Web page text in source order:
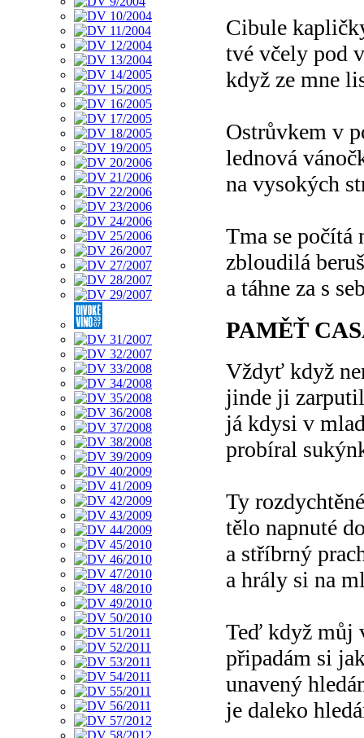
Cibule
tvé včely pod
když ze mne
Ostrůvkem v
lednová
na vysokých
Tma se počítá
zbloudilá
a táhne za s
PAMĚŤ
Vždyť když
jinde ji
já kdysi v
probíral
Ty
tělo napnuté
a stříbrný
a hrály si na
Teď když můj
připadám si
unavený
je daleko